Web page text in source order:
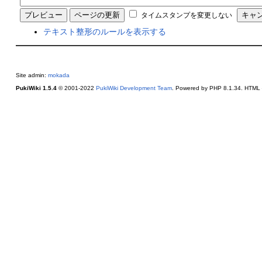
タイムスタンプを変更しない
テキスト整形のルールを表示する
Site admin: mokada
PukiWiki 1.5.4© 2001-2022 PukiWiki Development Team. Powered by PHP 8.1.34. HTML